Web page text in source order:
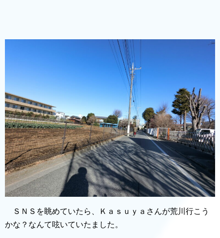
ＳＮＳを眺めていたら、Ｋａｓｕｙａさんが荒川行こう
かな？なんて呟いていたました。